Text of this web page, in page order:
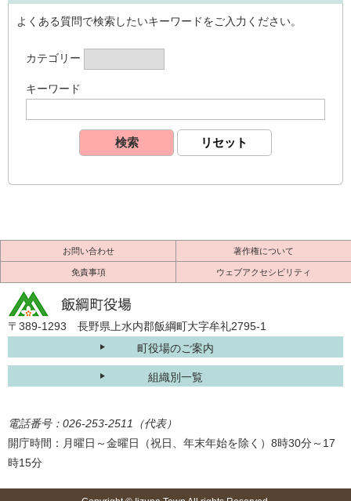
よくある質問で検索したいキーワードをご入力ください。
カテゴリー
キーワード
お問い合わせ 著作権について
免責事項 ウェブアクセシビリティ
〒389-1293 長野県上水内郡飯綱町大字牟礼2795-1
町役場のご案内
組織別一覧
電話番号：026-253-2511（代表）
開庁時間：月曜日～金曜日（祝日、年末年始を除く）8時30分～17
時15分